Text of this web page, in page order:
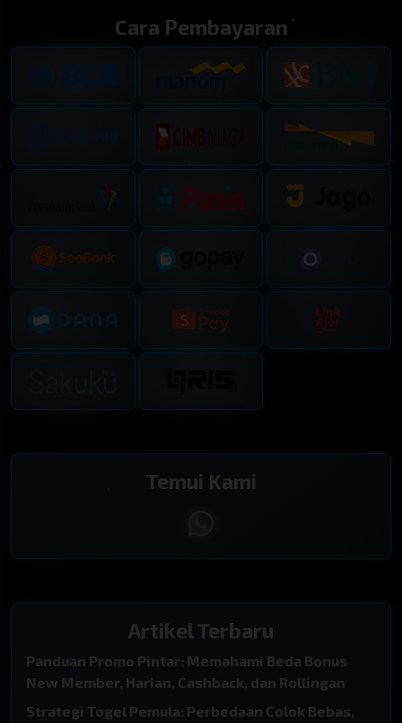
5806
VIRGINIA NIGHT
4402
10 : 46 : 53
8005
01 : 21 : 53
ILLINOIS MIDDAY
8776
01 : 31 : 53
CALIFORNIA
0744
09 : 21 : 53
NEW JERSEY EVENING
5460
10 : 46 : 53
6617
BULLSEYE
6299
9943
TUTUP
1377
14 : 36 : 53
Cara Pembayaran
Temui Kami
Artikel Terbaru
Panduan Promo Pintar: Memahami Beda Bonus
New Member, Harian, Cashback, dan Rollingan
Strategi Togel Pemula: Perbedaan Colok Bebas,